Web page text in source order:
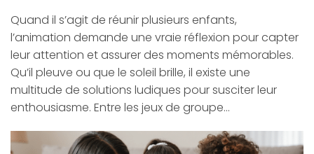
Quand il s’agit de réunir plusieurs enfants,
l’animation demande une vraie réflexion pour capter
leur attention et assurer des moments mémorables.
Qu’il pleuve ou que le soleil brille, il existe une
multitude de solutions ludiques pour susciter leur
enthousiasme. Entre les jeux de groupe…